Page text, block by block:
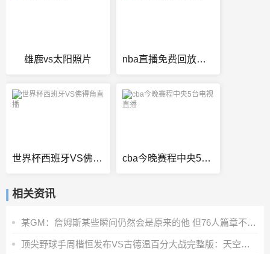
雄鹿vs太阳照片 nba直播免费回放观看
世界杯西班牙VS佛得角直播 cba今晚赛程中央5台电视直播
相关资讯
某GM：詹姆斯某些瞬间仍然会是原来的他 但76人篇章不会很精彩
顶尖野球手周楷恒发布VS古德温百分大战完整版：天空才是极限！